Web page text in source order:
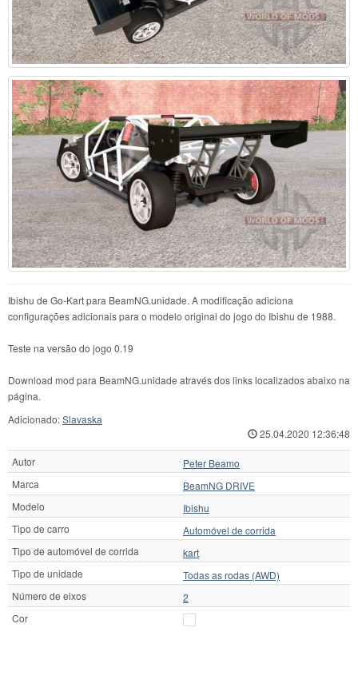
Ibishu de Go-Kart para BeamNG.unidade. A modificação adiciona
configurações adicionais para o modelo original do jogo do Ibishu de 1988.
Teste na versão do jogo 0.19
Download mod para BeamNG.unidade através dos links localizados abaixo na
página.
Adicionado:Slavaska
25.04.2020 12:36:48
Autor
Peter Beamo
Marca
BeamNG DRIVE
Modelo
Ibishu
Tipo de carro
Automóvel de corrida
Tipo de automóvel de corrida
kart
Tipo de unidade
Todas as rodas (AWD)
Número de eixos
2
Cor